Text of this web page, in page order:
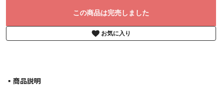
この商品は完売しました
お気に入り
▪︎商品説明